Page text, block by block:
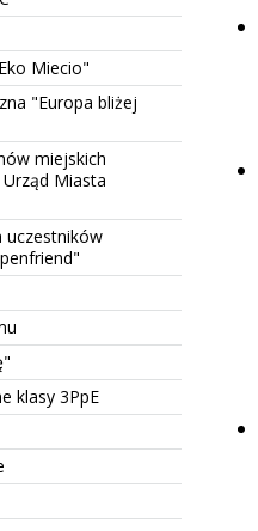
Miecio"
"Europa bliżej
miejskich
Miasta
uczestników
klasy 3PpE